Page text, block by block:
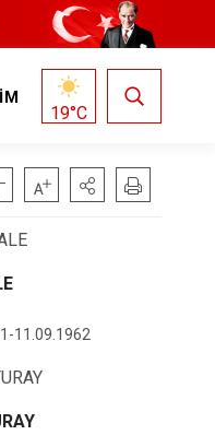
19°C
11.09.1962